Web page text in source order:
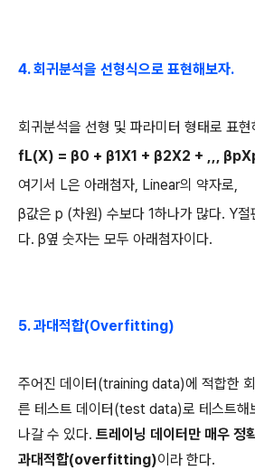
4.회귀분석을 선형식으로 표현해보자.
회귀분석을 선형 및 파라미터 형태로 표현
fL(X) = β0 + β1X1 + β2X2 + ,,,
여기서 L은 아래첨자, Linear의 약자로,
β값은 p (차원) 수보다 1하나가 많다. Y절
다. β옆 숫자는 모두 아래첨자이다.
5.과대적합(Overfitting)
주어진 데이터(training data)에 적합한
른 테스트 데이터(test data)로 테스트해
나갈 수 있다. 트레이닝 데이터만 매우 정
과대적합(overfitting)이라 한다.